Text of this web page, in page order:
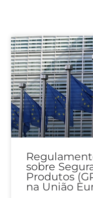
sobre
Produtos
na União